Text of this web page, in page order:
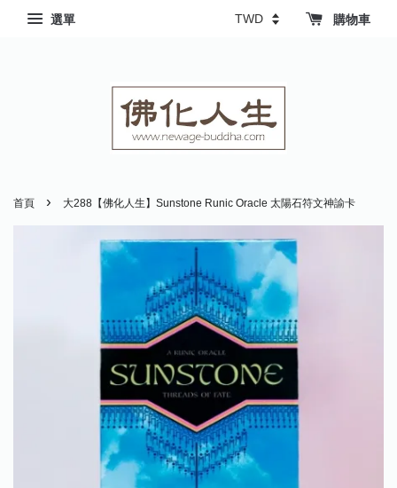
選單 購物車
首頁 › 大288【佛化人生】Sunstone Runic Oracle 太陽石符文神諭卡